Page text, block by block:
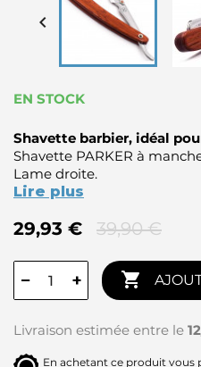

EN STOCK
Shavette barbier, idéal
Shavette PARKER à
Lame droite.
Lire plus
29,93 € 39,90 €
− + 
Livraison estimée entre le
En achetant ce produit vous